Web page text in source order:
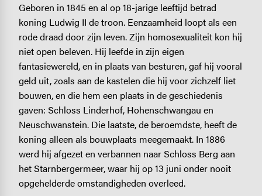
Geboren in 1845 en al op 18-jarige leeftijd betrad
koning Ludwig II de troon. Eenzaamheid loopt als een
rode draad door zijn leven. Zijn homosexualiteit kon hij
niet open beleven. Hij leefde in zijn eigen
fantasiewereld, en in plaats van besturen, gaf hij vooral
geld uit, zoals aan de kastelen die hij voor zichzelf liet
bouwen, en die hem een plaats in de geschiedenis
gaven: Schloss Linderhof, Hohenschwangau en
Neuschwanstein. Die laatste, de beroemdste, heeft de
koning alleen als bouwplaats meegemaakt. In 1886
werd hij afgezet en verbannen naar Schloss Berg aan
het Starnbergermeer, waar hij op 13 juni onder nooit
opgehelderde omstandigheden overleed.